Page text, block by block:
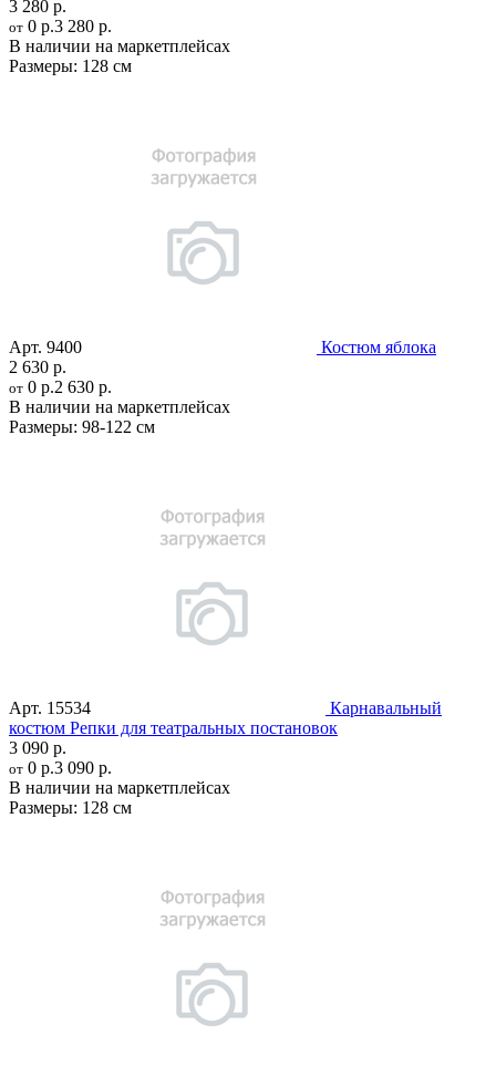
3 280 р.
от 0 р.3 280 р.
В наличии на маркетплейсах
Размеры: 128 см
Арт. 9400
Костюм яблока
2 630 р.
от 0 р.2 630 р.
В наличии на маркетплейсах
Размеры: 98-122 см
Арт. 15534
Карнавальный
костюм Репки для театральных постановок
3 090 р.
от 0 р.3 090 р.
В наличии на маркетплейсах
Размеры: 128 см